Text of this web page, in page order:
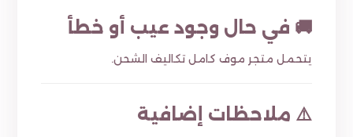
🚚 في حال وجود عيب أو خطأ
يتحمل متجر موف كامل تكاليف الشحن.
⚠️ ملاحظات إضافية